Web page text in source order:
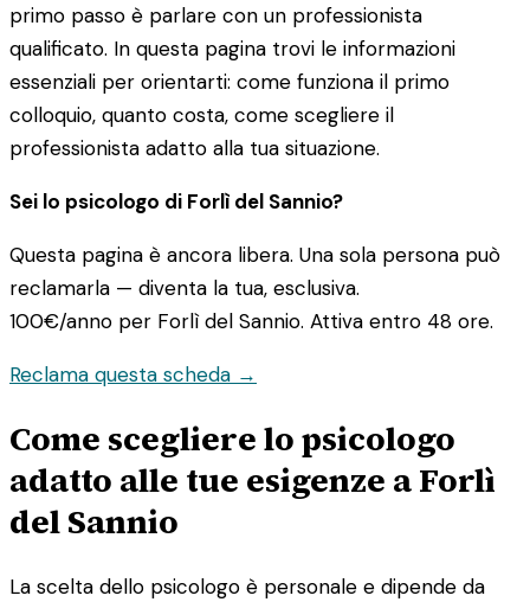
primo passo è parlare con un professionista
qualificato. In questa pagina trovi le informazioni
essenziali per orientarti: come funziona il primo
colloquio, quanto costa, come scegliere il
professionista adatto alla tua situazione.
Sei lo psicologo di Forlì del Sannio?
Questa pagina è ancora libera. Una sola persona può
reclamarla — diventa la tua, esclusiva.
100€/anno per Forlì del Sannio. Attiva entro 48 ore.
Reclama questa scheda →
Come scegliere lo psicologo
adatto alle tue esigenze a Forlì
del Sannio
La scelta dello psicologo è personale e dipende da